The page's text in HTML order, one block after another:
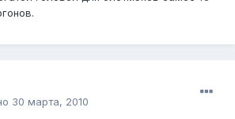
30 марта, 2010